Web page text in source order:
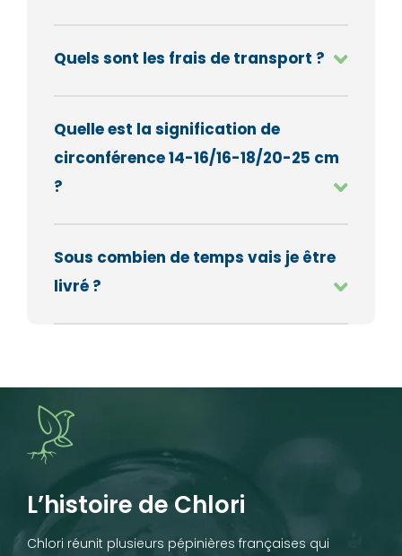
Quels sont les frais de transport ?
Quelle est la signification de
circonférence 14-16/16-18/20-25 cm
?
Sous combien de temps vais je être
livré ?
L’histoire de Chlori
Chlori réunit plusieurs pépinières françaises qui